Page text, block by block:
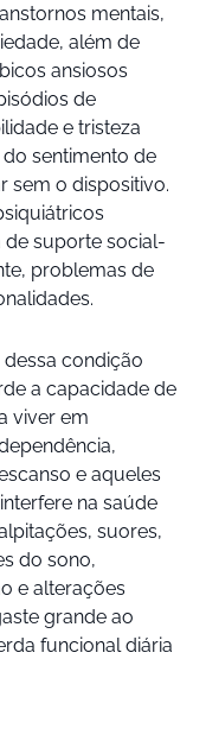
mentais,
além de
ansiosos
de
e tristeza
sentimento de
sem o dispositivo.
suporte social-
problemas de
dessa condição
a capacidade de
viver em
e aqueles
na saúde
suores,
do sono,
e alterações
grande ao
funcional diária